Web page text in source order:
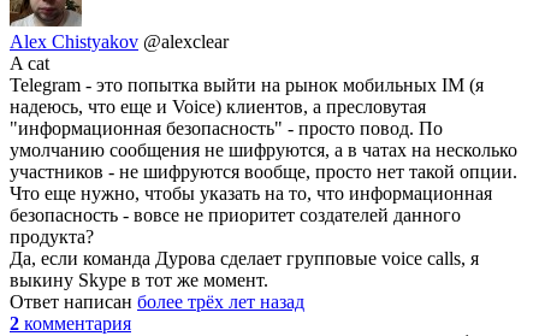
Alex Chistyakov @alexclear
A cat
Telegram - это попытка выйти на рынок мобильных IM (я
надеюсь, что еще и Voice) клиентов, а пресловутая
"информационная безопасность" - просто повод. По
умолчанию сообщения не шифруются, а в чатах на несколько
участников - не шифруются вообще, просто нет такой опции.
Что еще нужно, чтобы указать на то, что информационная
безопасность - вовсе не приоритет создателей данного
продукта?
Да, если команда Дурова сделает групповые voice calls, я
выкину Skype в тот же момент.
Ответ написан более трёх лет назад
2 комментария